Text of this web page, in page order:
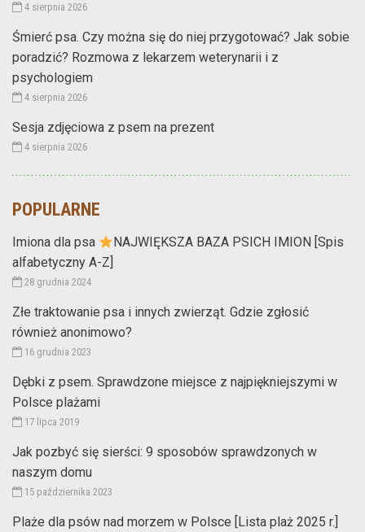
4 sierpnia 2026
Śmierć psa. Czy można się do niej przygotować? Jak sobie
poradzić? Rozmowa z lekarzem weterynarii i z
psychologiem
4 sierpnia 2026
Sesja zdjęciowa z psem na prezent
4 sierpnia 2026
POPULARNE
Imiona dla psa
NAJWIĘKSZA BAZA PSICH IMION [Spis
alfabetyczny A-Z]
28 grudnia 2024
Złe traktowanie psa i innych zwierząt. Gdzie zgłosić
również anonimowo?
16 grudnia 2023
Dębki z psem. Sprawdzone miejsce z najpiękniejszymi w
Polsce plażami
17 lipca 2019
Jak pozbyć się sierści: 9 sposobów sprawdzonych w
naszym domu
15 października 2023
Plaże dla psów nad morzem w Polsce [Lista plaż 2025 r.]